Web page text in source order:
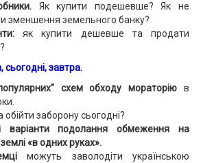
Як купити подешевше? Як не
зменшення земельного банку?
як купити дешевше та продати
завтра.
схем обходу мораторіюв
заборону сьогодні?
варіанти подолання обмеження на
землі «в одних руках».
можуть заволодіти українською